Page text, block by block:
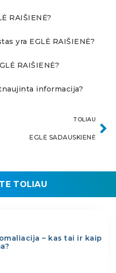
RAIŠIENĖ?
yra EGLĖ RAIŠIENĖ?
RAIŠIENĖ?
informacija?
TOLIAU
EGLĖ SADAUSKIENĖ
TOLIAU
– kas tai ir kaip